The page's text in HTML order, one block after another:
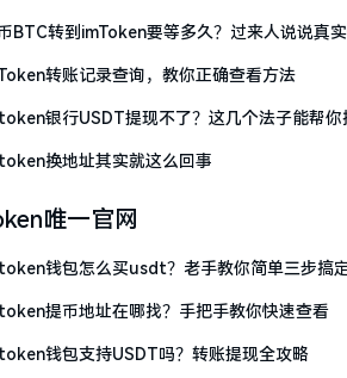
BTC转到imToken要等多久？过来人说说真
转账记录查询，教你正确查看方法
银行USDT提现不了？这几个法子能帮你
换地址其实就这么回事
唯一官网
钱包怎么买usdt？老手教你简单三步搞
提币地址在哪找？手把手教你快速查看
钱包支持USDT吗？转账提现全攻略